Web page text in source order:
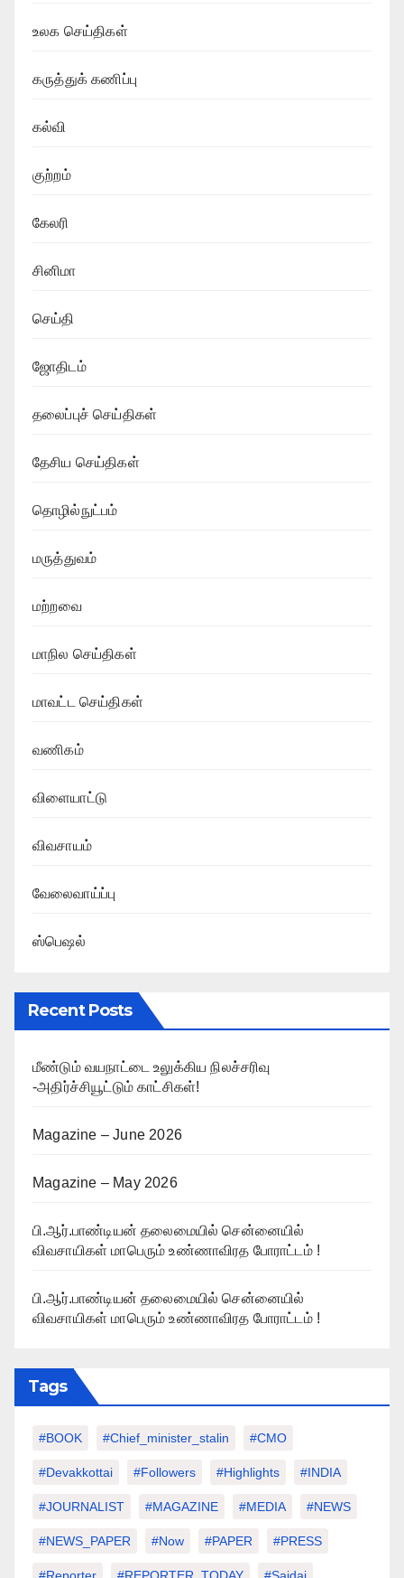
உலக செய்திகள்
கருத்துக் கணிப்பு
கல்வி
குற்றம்
கேலரி
சினிமா
செய்தி
ஜோதிடம்
தலைப்புச் செய்திகள்
தேசிய செய்திகள்
தொழில்நுட்பம்
மருத்துவம்
மற்றவை
மாநில செய்திகள்
மாவட்ட செய்திகள்
வணிகம்
விளையாட்டு
விவசாயம்
வேலைவாய்ப்பு
ஸ்பெஷல்
Recent Posts
மீண்டும் வயநாட்டை உலுக்கிய நிலச்சரிவு
-அதிர்ச்சியூட்டும் காட்சிகள்!
Magazine – June 2026
Magazine – May 2026
பி.ஆர்.பாண்டியன் தலைமையில் சென்னையில்
விவசாயிகள் மாபெரும் உண்ணாவிரத போராட்டம் !
பி.ஆர்.பாண்டியன் தலைமையில் சென்னையில்
விவசாயிகள் மாபெரும் உண்ணாவிரத போராட்டம் !
Tags
#BOOK #chief_minister_stalin #CMO
#devakkottai #followers #highlights #INDIA
#JOURNALIST #MAGAZINE #MEDIA #NEWS
#NEWS_PAPER #Now #PAPER #PRESS